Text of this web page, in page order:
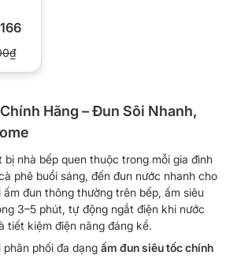
Hãng – Đun Sôi Nhanh,
nhà bếp quen thuộc trong mỗi gia đình
phê buổi sáng, đến đun nước nhanh cho
đun thông thường trên bếp, ấm siêu
3–5 phút, tự động ngắt điện khi nước
tiết kiệm điện năng đáng kể.
phối đa dạng ấm đun siêu tốc chính